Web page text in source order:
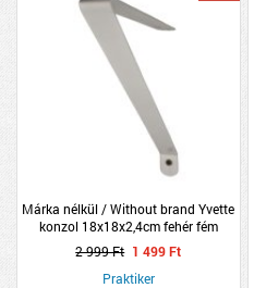
Márka nélkül / Without brand Yvette
konzol 18x18x2,4cm fehér fém
2 999 Ft 1 499 Ft
Praktiker